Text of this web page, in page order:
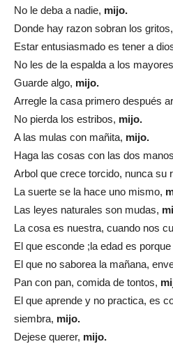
No le deba a nadie, mijo.
Donde hay razon sobran los gritos,
Estar entusiasmado es tener a
No les de la espalda a los
Guarde algo, mijo.
Arregle la casa primero después
No pierda los estribos, mijo.
A las mulas con mañita, mijo.
Haga las cosas con las dos
Arbol que crece torcido, nunca su
La suerte se la hace uno mismo,
Las leyes naturales son mudas,
La cosa es nuestra, cuando nos
El que esconde ;la edad es
El que no saborea la mañana,
Pan con pan, comida de tontos,
El que aprende y no practica, es
siembra, mijo.
Dejese querer, mijo.